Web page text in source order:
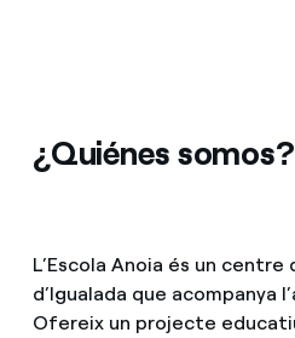
¿Quiénes somos?
L’Escola Anoia és un centre
d’Igualada que acompanya
Ofereix un projecte